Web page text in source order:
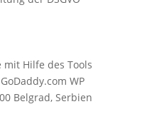
Hilfe des Tools
WP
Belgrad, Serbien